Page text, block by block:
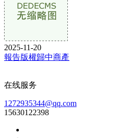
2025-11-20
報告版權歸中商產
在线服务
1272935344@qq.com
15630122398